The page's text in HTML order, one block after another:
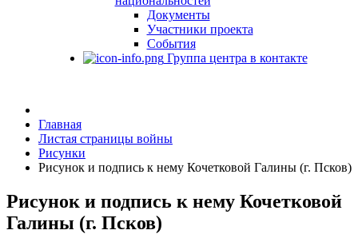
Документы
Участники проекта
События
Группа центра в контакте
Главная
Листая страницы войны
Рисунки
Рисунок и подпись к нему Кочетковой Галины (г. Псков)
Рисунок и подпись к нему Кочетковой
Галины (г. Псков)